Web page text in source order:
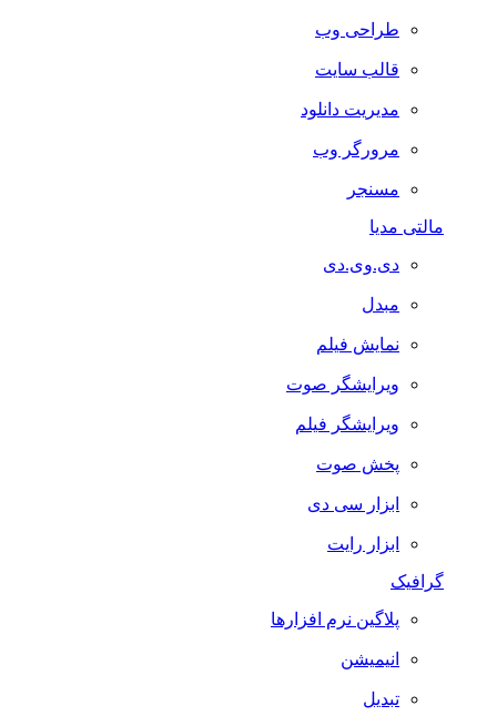
طراحی وب
قالب سایت
مدیریت دانلود
مرورگر وب
مسنجر
مالتی مدیا
دی.وی.دی
مبدل
نمایش فیلم
ویرایشگر صوت
ویرایشگر فیلم
پخش صوت
ابزار سی دی
ابزار رایت
گرافیک
پلاگین نرم افزارها
انیمیشن
تبدیل